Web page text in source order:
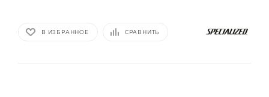
В ИЗБРАННОЕ СРАВНИТЬ